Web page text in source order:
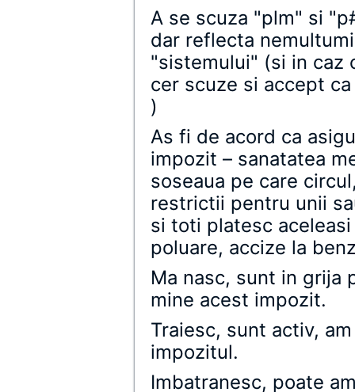
A se scuza "plm" si
dar reflecta
"sistemului" (si in caz
cer scuze si accept
)
As fi de acord ca
impozit – sanatatea
soseaua pe care
restrictii pentru unii
si toti platesc
poluare, accize la
Ma nasc, sunt in grija
mine acest impozit.
Traiesc, sunt activ,
impozitul.
Imbatranesc, poate